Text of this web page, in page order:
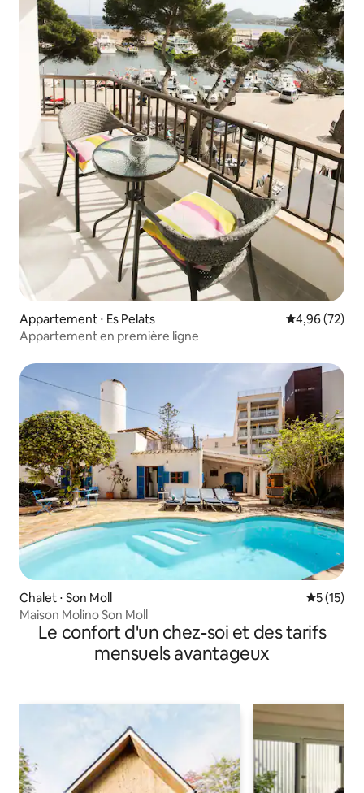
Appartement ⋅ Es Pelats Évaluation
4,96 (72)
Appartement en première ligne
Chalet ⋅ Son Moll
5 (15)
Maison Molino Son Moll
Le confort d'un chez-soi et des tarifs
mensuels avantageux